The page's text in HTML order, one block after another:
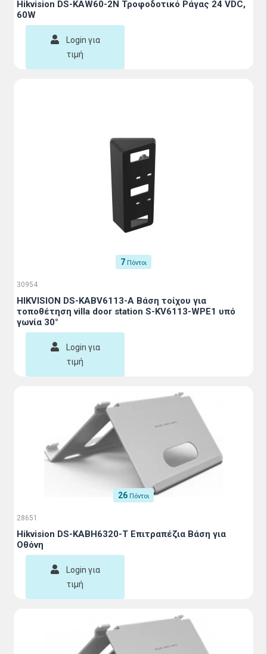
Hikvision DS-KAW60-2N Τροφοδοτικό Ράγας 24 VDC,
60W
Login για
τιμή
7 Πόντοι
30954
HIKVISION DS-KABV6113-A Bάση τοίχου για
τοποθέτηση villa door station S-KV6113-WPE1 υπό
γωνία 30°
Login για
τιμή
26 Πόντοι
28651
Hikvision DS-KABH6320-T Επιτραπέζια Βάση για
Οθόνη
Login για
τιμή